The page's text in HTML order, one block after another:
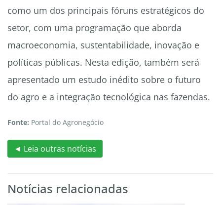
como um dos principais fóruns estratégicos do
setor, com uma programação que aborda
macroeconomia, sustentabilidade, inovação e
políticas públicas. Nesta edição, também será
apresentado um estudo inédito sobre o futuro
do agro e a integração tecnológica nas fazendas.
Fonte: Portal do Agronegócio
◄ Leia outras notícias
Notícias relacionadas